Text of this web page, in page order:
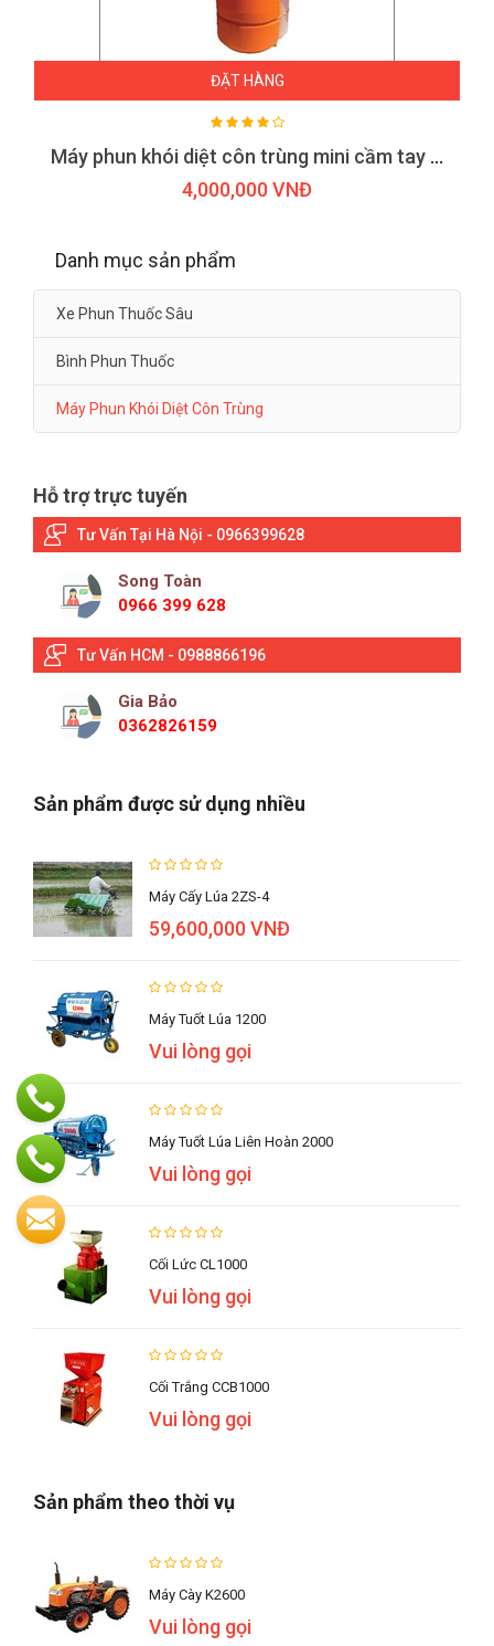
ĐẶT HÀNG
Máy phun khói diệt côn trùng mini cầm tay HLC 100
4,000,000 VNĐ
Danh mục sản phẩm
Xe Phun Thuốc Sâu
Bình Phun Thuốc
Máy Phun Khói Diệt Côn Trùng
Hỗ trợ trực tuyến
Tư Vấn Tại Hà Nội - 0966399628
Song Toàn
0966 399 628
Tư Vấn HCM - 0988866196
Gia Bảo
0362826159
Sản phẩm được sử dụng nhiều
Máy Cấy Lúa 2ZS-4
59,600,000 VNĐ
Máy Tuốt Lúa 1200
Vui lòng gọi
Máy Tuốt Lúa Liên Hoàn 2000
Vui lòng gọi
Cối Lức CL1000
Vui lòng gọi
Cối Trắng CCB1000
Vui lòng gọi
Sản phẩm theo thời vụ
Máy Cày K2600
Vui lòng gọi